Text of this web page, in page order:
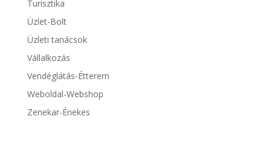
Turisztika
Üzlet-Bolt
Üzleti tanácsok
Vállalkozás
Vendéglátás-Étterem
Weboldal-Webshop
Zenekar-Énekes